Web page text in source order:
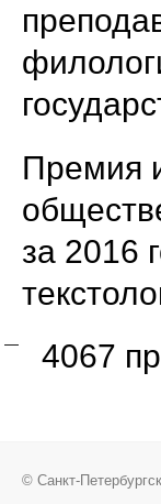
Премия
за 2016
4067
© Санкт-